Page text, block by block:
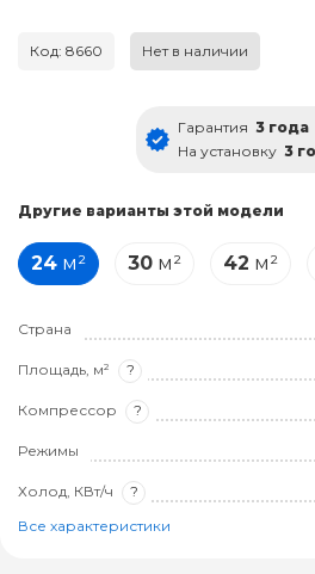
Код: 8660 Нет в наличии
Гарантия 3 года
На установку 3
Другие варианты этой модели
24 м² 30 м² 42 м²
Страна
Площадь, м² ?
Компрессор ?
Режимы
Холод, КВт/ч ?
Все характеристики